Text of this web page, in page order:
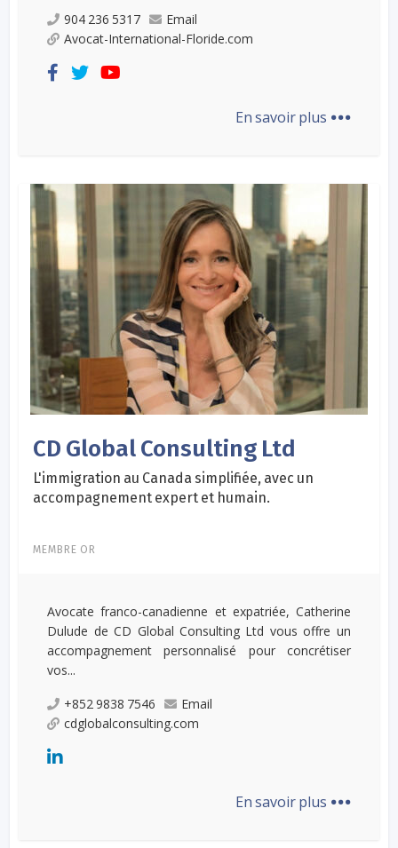
904 236 5317
Email
Avocat-International-Floride.com
En savoir plus ...
CD Global Consulting Ltd
L'immigration au Canada simplifiée, avec un
accompagnement expert et humain.
MEMBRE OR
Avocate franco-canadienne et expatriée, Catherine
Dulude de CD Global Consulting Ltd vous offre un
accompagnement personnalisé pour concrétiser
vos...
+852 9838 7546
Email
cdglobalconsulting.com
En savoir plus ...